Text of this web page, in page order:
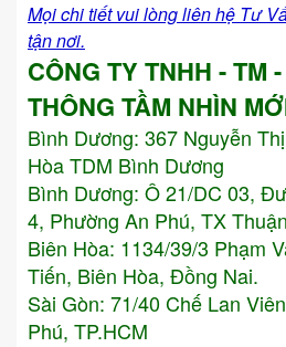
Mọi chi tiết vui lòng liên hệ Tư
tận nơi.
CÔNG TY TNHH - TM
THÔNG TẦM NHÌN
Bình Dương: 367 Nguyễn
Hòa TDM Bình Dương
Bình Dương: Ô 21/DC 03,
4, Phường An Phú, TX
Biên Hòa: 1134/39/3 Phạm
Tiến, Biên Hòa, Đồng Nai.
Sài Gòn: 71/40 Chế Lan
Phú, TP.HCM